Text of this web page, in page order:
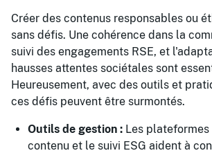
Créer des contenus responsables ou
sans défis. Une cohérence dans la
suivi des engagements RSE, et
hausses attentes sociétales sont
Heureusement, avec des outils et
ces défis peuvent être surmontés.
Outils de gestion : Les
contenu et le suivi ESG aident à